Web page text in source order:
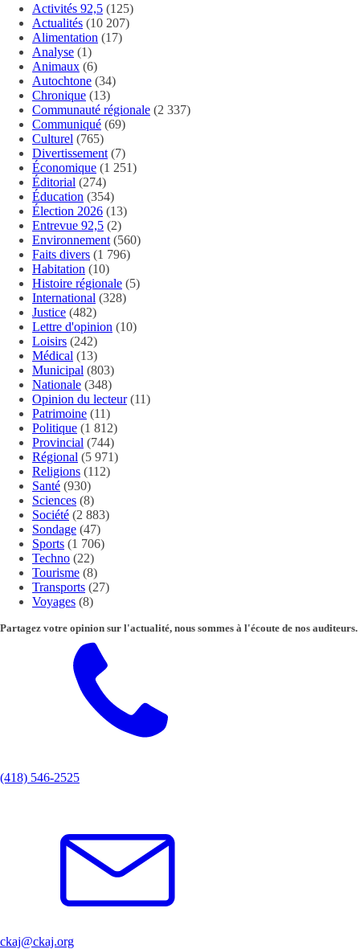
Activités 92,5 (125)
Actualités (10 207)
Alimentation (17)
Analyse (1)
Animaux (6)
Autochtone (34)
Chronique (13)
Communauté régionale (2 337)
Communiqué (69)
Culturel (765)
Divertissement (7)
Économique (1 251)
Éditorial (274)
Éducation (354)
Élection 2026 (13)
Entrevue 92,5 (2)
Environnement (560)
Faits divers (1 796)
Habitation (10)
Histoire régionale (5)
International (328)
Justice (482)
Lettre d'opinion (10)
Loisirs (242)
Médical (13)
Municipal (803)
Nationale (348)
Opinion du lecteur(11)
Patrimoine (11)
Politique (1 812)
Provincial (744)
Régional (5 971)
Religions (112)
Santé (930)
Sciences (8)
Société (2 883)
Sondage (47)
Sports (1 706)
Techno (22)
Tourisme (8)
Transports (27)
Voyages (8)
Partagez votre opinion sur l'actualité, nous sommes à l'écoute de nos auditeurs.
(418) 546-2525
ckaj@ckaj.org